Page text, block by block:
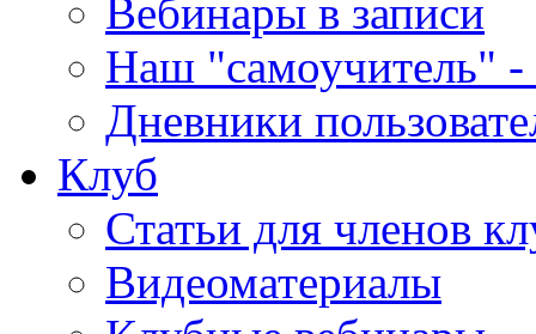
Вебинары в записи
Наш "самоучитель" -
Дневники
Клуб
Статьи для членов
Видеоматериалы